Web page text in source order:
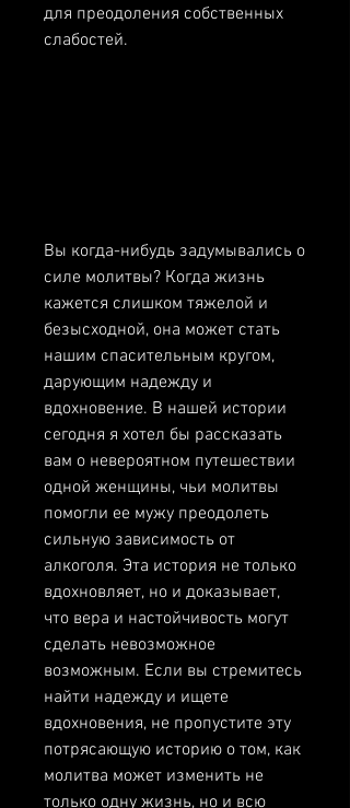
для преодоления собственных
слабостей.
Вы когда-нибудь задумывались о
силе молитвы? Когда жизнь
кажется слишком тяжелой и
безысходной, она может стать
нашим спасительным кругом,
дарующим надежду и
вдохновение. В нашей истории
сегодня я хотел бы рассказать
вам о невероятном путешествии
одной женщины, чьи молитвы
помогли ее мужу преодолеть
сильную зависимость от
алкоголя. Эта история не только
вдохновляет, но и доказывает,
что вера и настойчивость могут
сделать невозможное
возможным. Если вы стремитесь
найти надежду и ищете
вдохновения, не пропустите эту
потрясающую историю о том, как
молитва может изменить не
только одну жизнь, но и всю